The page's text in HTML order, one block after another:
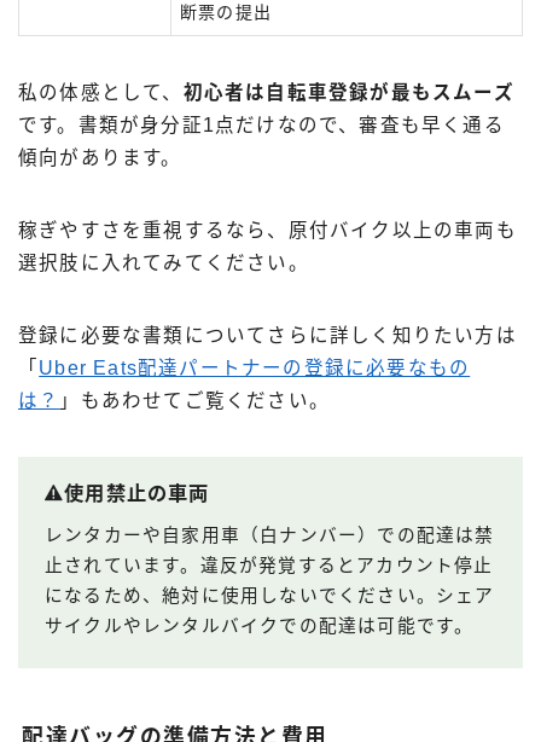
断票の提出
私の体感として、 初心者は自転車登録が最もスムーズ
です。書類が身分証1点だけなので、審査も早く通る
傾向があります。
稼ぎやすさを重視するなら、原付バイク以上の車両も
選択肢に入れてみてください。
登録に必要な書類についてさらに詳しく知りたい方は
「 Uber Eats配達パートナーの登録に必要なもの
は？ 」もあわせてご覧ください。
使用禁止の車両
レンタカーや自家用車（白ナンバー）での配達は禁
止されています。違反が発覚するとアカウント停止
になるため、絶対に使用しないでください。シェア
サイクルやレンタルバイクでの配達は可能です。
配達バッグの準備方法と費用